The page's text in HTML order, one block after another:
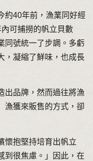
約40年前，漁業同好經
可捕撈的帆立貝數
同號統一了步調。多虧
，凝縮了鮮味，也成長
出品牌，然而過往將漁
漁獲來販售的方式，卻
懷抱堅持培育出帆立
到很焦慮。」因此，在